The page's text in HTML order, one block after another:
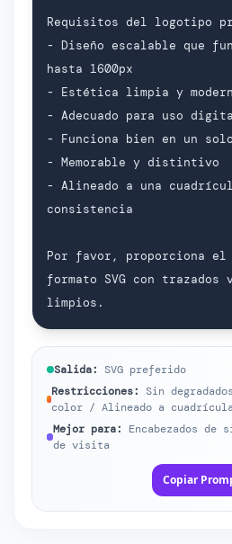
Requisitos del logotipo
- Diseño escalable que
hasta 1600px
- Estética limpia y
- Adecuado para uso
- Funciona bien en un
- Memorable y distintivo
- Alineado a una
consistencia
Por favor, proporciona el
formato SVG con trazados
limpios.
Salida:
SVG preferido
Restricciones:
Sin
color / Alineado a cuadrícula
Mejor para:
Encabezados
de visita
Copiar